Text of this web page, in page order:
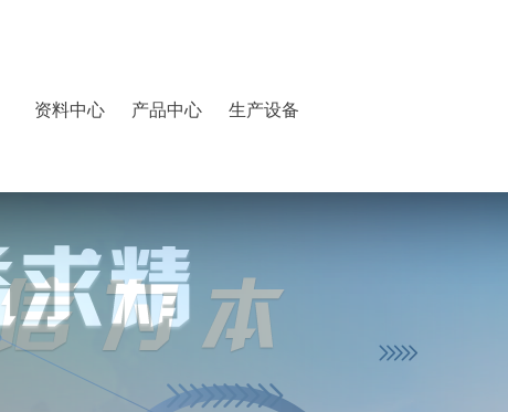
资料中心 产品中心 生产设备